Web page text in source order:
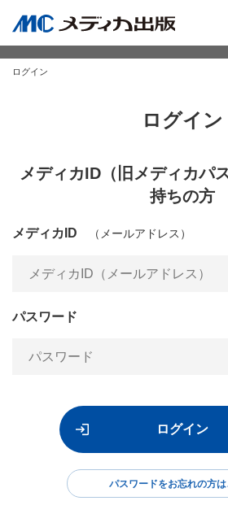
ログイン
ログイン
メディカID（旧メディカパ
持ちの方
メディカID （メールアドレス）
パスワード
パスワードをお忘れの方は